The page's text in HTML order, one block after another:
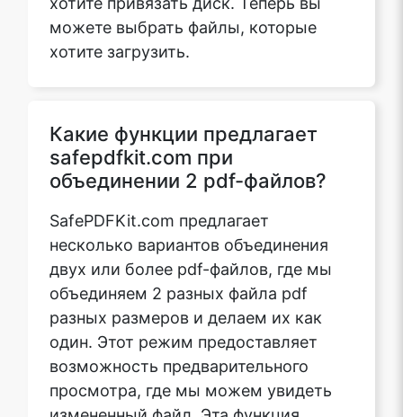
можете выбрать файлы, которые
хотите загрузить.
Какие функции предлагает
safepdfkit.com при
объединении 2 pdf-файлов?
SafePDFKit.com предлагает
несколько вариантов объединения
двух или более pdf-файлов, где мы
объединяем 2 разных файла pdf
разных размеров и делаем их как
один. Этот режим предоставляет
возможность предварительного
просмотра, где мы можем увидеть
измененный файл. Эта функция